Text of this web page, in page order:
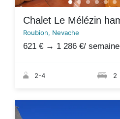
Roubion, Nevache
621 € → 1 286 €/ semaine
2-4 2